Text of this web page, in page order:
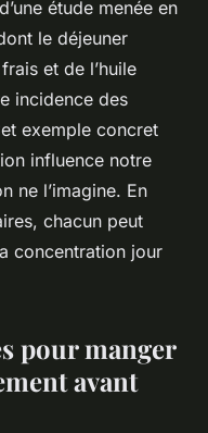
étude menée en
le déjeuner
et de l’huile
incidence des
exemple concret
influence notre
ne l’imagine. En
chacun peut
concentration jour
pour manger
avant